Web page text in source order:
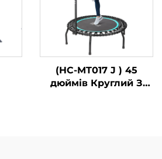
(HC-MT017 J ) 45
дюймів Круглий З